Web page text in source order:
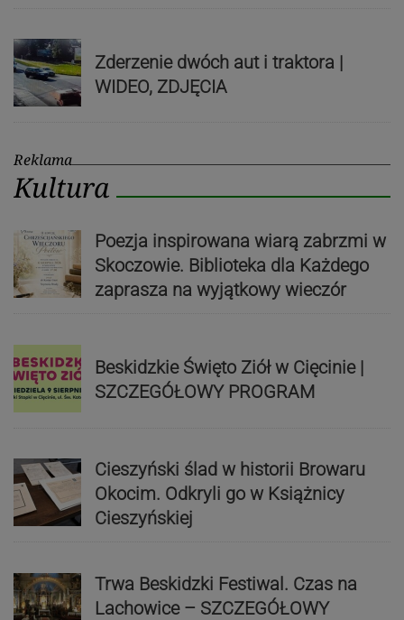
Zderzenie dwóch aut i traktora |
WIDEO, ZDJĘCIA
Reklama
Kultura
Poezja inspirowana wiarą zabrzmi w
Skoczowie. Biblioteka dla Każdego
zaprasza na wyjątkowy wieczór
Beskidzkie Święto Ziół w Cięcinie |
SZCZEGÓŁOWY PROGRAM
Cieszyński ślad w historii Browaru
Okocim. Odkryli go w Książnicy
Cieszyńskiej
Trwa Beskidzki Festiwal. Czas na
Lachowice – SZCZEGÓŁOWY